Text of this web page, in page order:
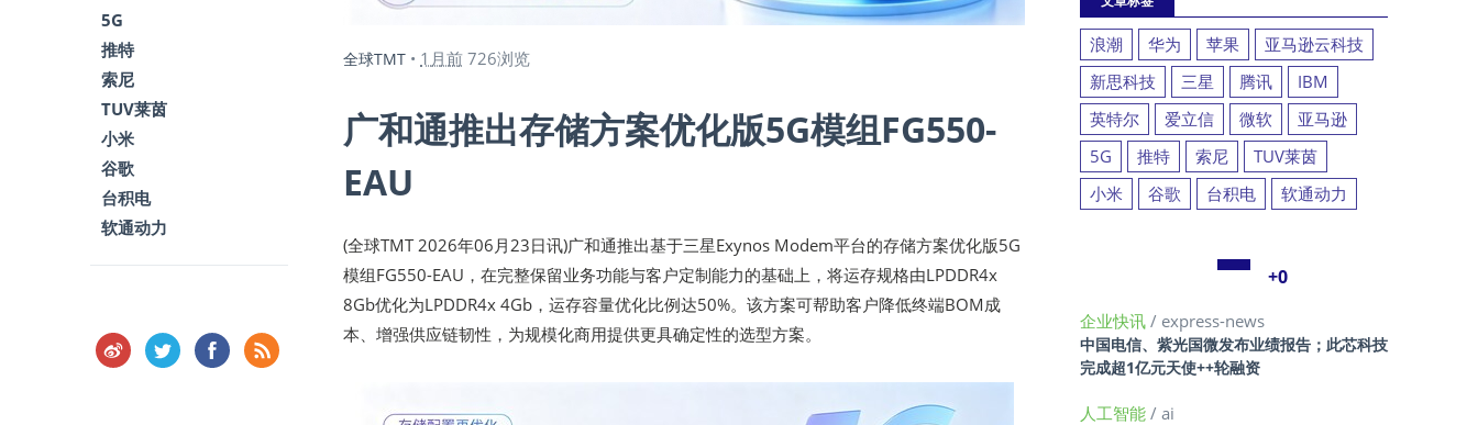
全球TMT • 1月前 726浏览
广和通推出存储方案优化版5G模组FG550-
EAU
(全球TMT 2026年06月23日讯)广和通推出基于三星Exynos Modem平台的存储方案优化版5G
模组FG550-EAU，在完整保留业务功能与客户定制能力的基础上，将运存规格由LPDDR4x
8Gb优化为LPDDR4x 4Gb，运存容量优化比例达50%。该方案可帮助客户降低终端BOM成
本、增强供应链韧性，为规模化商用提供更具确定性的选型方案。
5G
推特
索尼
TUV莱茵
小米
谷歌
台积电
软通动力
浪潮 华为 苹果
亚马逊云科技
新思科技
三星 腾讯
IBM
英特尔
爱立信 微软
亚马逊
5G
推特 索尼
TUV莱茵
小米
谷歌 台积电 软通动力
+0
企业快讯 / express-news
中国电信、紫光国微发布业绩报告；此芯科技
完成超1亿元天使++轮融资
人工智能 / ai